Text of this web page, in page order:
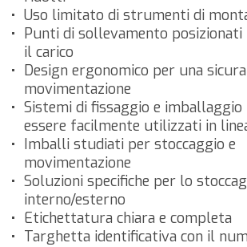
Uso limitato di strumenti di
Punti di sollevamento posizionati
il carico
Design ergonomico per una sicura
movimentazione
Sistemi di fissaggio e
essere facilmente utilizzati in
Imballi studiati per stoccaggio e
movimentazione
Soluzioni specifiche per lo
interno/esterno
Etichettatura chiara e completa
Targhetta identificativa con il